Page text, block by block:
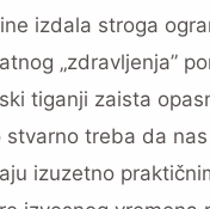
izdala stroga
„zdravljenja”
tiganji zaista
treba da
izuzetno